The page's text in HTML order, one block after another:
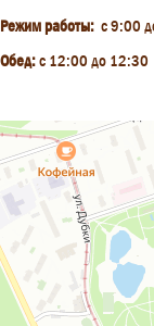
Режим работы: с 9:00
Обед:с 12:00 до 12:30